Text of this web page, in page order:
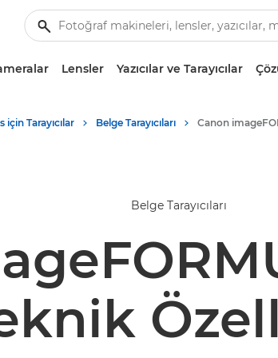
Lensler Yazıcılar ve Tarayıcılar
için Tarayıcılar Belge Tarayıcıları
Belge Tarayıcıları